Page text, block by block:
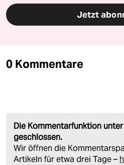
Jetzt
0 Kommentare
Die Kommentarfunktion
geschlossen.
Wir öffnen die
Artikeln für etwa drei Tage –